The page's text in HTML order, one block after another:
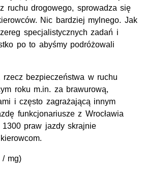
ruchu drogowego, sprowadza się
Nic bardziej mylnego. Jak
specjalistycznych zadań i
po to abyśmy podróżowali
rzecz bezpieczeństwa w ruchu
roku m.in. za brawurową,
i często zagrażającą innym
funkcjonariusze z Wrocławia
praw jazdy skrajnie
/ mg)